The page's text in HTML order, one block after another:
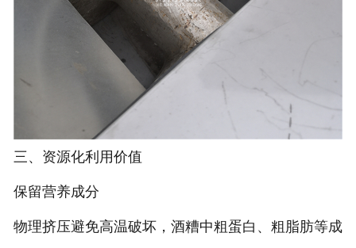
三、资源化利用价值
‌保留营养成分‌
物理挤压避免高温破坏，酒糟中粗蛋白、粗脂肪等成